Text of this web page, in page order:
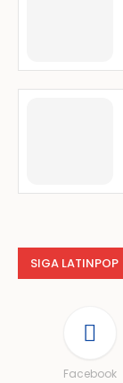
SIGA LATINPOP
Facebook